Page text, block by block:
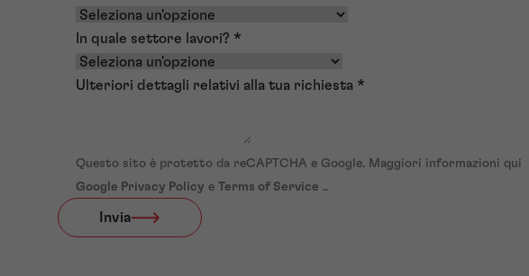
In quale settore lavori? *
Ulteriori dettagli relativi alla tua richiesta *
Questo sito è protetto da reCAPTCHA e Google. Maggiori informazioni qui
Google Privacy Policy e Terms of Service ..
Invia